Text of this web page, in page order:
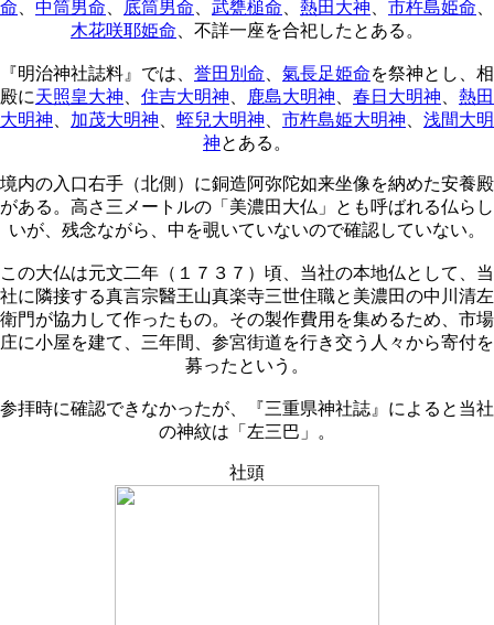
命 中筒男命 底筒男命 武甕槌命 熱田大神 市杵島姫命
木花咲耶姫命 、不詳一座を合祀したとある。
『明治神社誌料』では、 誉田別命 氣長足姫命を祭神とし、相
殿に天照皇大神 住吉大明神 鹿島大明神 春日大明神
熱田
大明神
加茂大明神 蛭兒大明神 市杵島姫大明神
浅間大明
神とある。
境内の入口右手（北側）に銅造阿弥陀如来坐像を納めた安養殿
がある。高さ三メートルの「美濃田大仏」とも呼ばれる仏らし
いが、残念ながら、中を覗いていないので確認していない。
この大仏は元文二年（１７３７）頃、当社の本地仏として、当
社に隣接する真言宗醫王山真楽寺三世住職と美濃田の中川清左
衛門が協力して作ったもの。その製作費用を集めるため、市場
庄に小屋を建て、三年間、参宮街道を行き交う人々から寄付を
募ったという。
参拝時に確認できなかったが、『三重県神社誌』によると当社
の神紋は「左三巴」。
社頭